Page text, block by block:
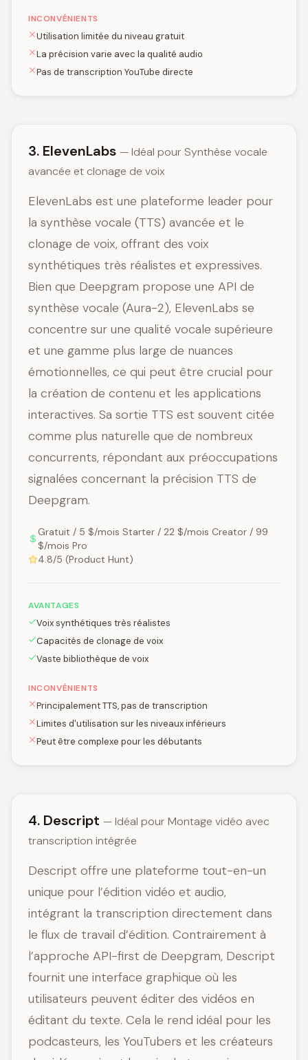
INCONVÉNIENTS
Utilisation limitée du niveau gratuit
La précision varie avec la qualité audio
Pas de transcription YouTube directe
3. ElevenLabs — Idéal pour Synthèse vocale
avancée et clonage de voix
ElevenLabs est une plateforme leader pour
la synthèse vocale (TTS) avancée et le
clonage de voix, offrant des voix
synthétiques très réalistes et expressives.
Bien que Deepgram propose une API de
synthèse vocale (Aura-2), ElevenLabs se
concentre sur une qualité vocale supérieure
et une gamme plus large de nuances
émotionnelles, ce qui peut être crucial pour
la création de contenu et les applications
interactives. Sa sortie TTS est souvent citée
comme plus naturelle que de nombreux
concurrents, répondant aux préoccupations
signalées concernant la précision TTS de
Deepgram.
Gratuit / 5 $/mois Starter / 22 $/mois Creator / 99
$/mois Pro
4.8/5 (Product Hunt)
AVANTAGES
Voix synthétiques très réalistes
Capacités de clonage de voix
Vaste bibliothèque de voix
INCONVÉNIENTS
Principalement TTS, pas de transcription
Limites d'utilisation sur les niveaux inférieurs
Peut être complexe pour les débutants
4. Descript — Idéal pour Montage vidéo avec
transcription intégrée
Descript offre une plateforme tout-en-un
unique pour l’édition vidéo et audio,
intégrant la transcription directement dans
le flux de travail d’édition. Contrairement à
l’approche API-first de Deepgram, Descript
fournit une interface graphique où les
utilisateurs peuvent éditer des vidéos en
éditant du texte. Cela le rend idéal pour les
podcasteurs, les YouTubers et les créateurs